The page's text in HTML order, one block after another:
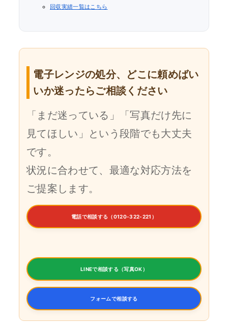
回収実績一覧はこちら
電子レンジの処分、どこに頼めばい
いか迷ったらご相談ください
「まだ迷っている」「写真だけ先に
見てほしい」という段階でも大丈夫
です。
状況に合わせて、最適な対応方法を
ご提案します。
電話で相談する（0120-322-221）
LINEで相談する（写真OK）
フォームで相談する